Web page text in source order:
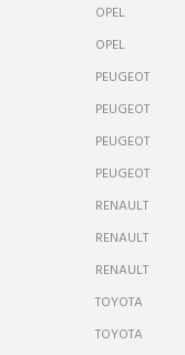
OPEL
OPEL
PEUGEOT
PEUGEOT
PEUGEOT
PEUGEOT
RENAULT
RENAULT
RENAULT
TOYOTA
TOYOTA